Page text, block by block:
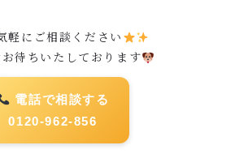
軽にご相談ください
待ちいたしております
電話で相談する
0120-962-856